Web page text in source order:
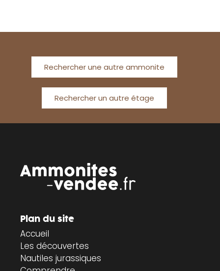
Rechercher une autre ammonite
Rechercher un autre étage
Plan du site
Accueil
Les découvertes
Nautiles jurassiques